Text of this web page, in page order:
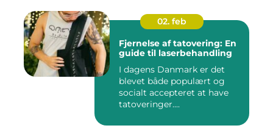
02. feb
Fjernelse af tatovering: En
guide til laserbehandling
I dagens Danmark er det
blevet både populært og
socialt accepteret at have
tatoveringer....